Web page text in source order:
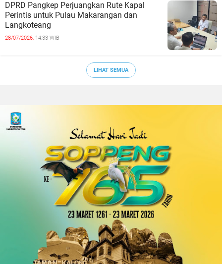
DPRD Pangkep Perjuangkan Rute Kapal
Perintis untuk Pulau Makarangan dan
Langkoteang
28/07/2026, 14:33 WIB
LIHAT SEMUA